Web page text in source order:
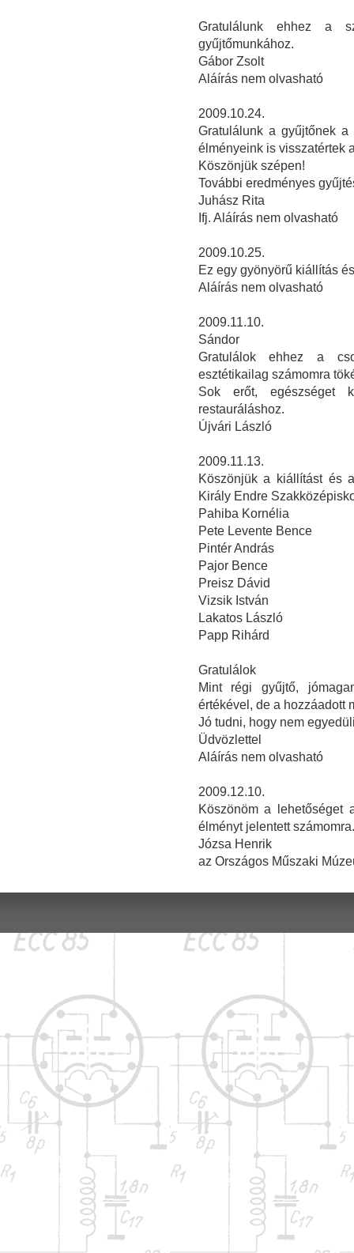
Gratulálunk ehhez a
gyűjtőmunkához.
Gábor Zsolt
Aláírás nem olvasható
2009.10.24.
Gratulálunk a gyűjtőnek a
élményeink is visszatértek
Köszönjük szépen!
További eredményes
Juhász Rita
Ifj. Aláírás nem olvasható
2009.10.25.
Ez egy gyönyörű kiállítás
Aláírás nem olvasható
2009.11.10.
Sándor
Gratulálok ehhez a
esztétikailag számomra
Sok erőt, egészséget
restauráláshoz.
Újvári László
2009.11.13.
Köszönjük a kiállítást és
Király Endre
Pahiba Kornélia
Pete Levente Bence
Pintér András
Pajor Bence
Preisz Dávid
Vizsik István
Lakatos László
Papp Rihárd
Gratulálok
Mint régi gyűjtő,
értékével, de a hozzáadott
Jó tudni, hogy nem
Üdvözlettel
Aláírás nem olvasható
2009.12.10.
Köszönöm a lehetőséget
élményt jelentett számomra.
Józsa Henrik
az Országos Műszaki